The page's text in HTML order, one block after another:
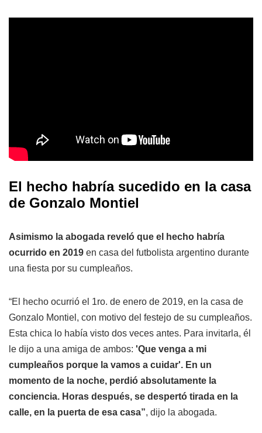
El hecho habría sucedido en la casa
de Gonzalo Montiel
Asimismo la abogada reveló que el hecho habría
ocurrido en 2019 en casa del futbolista argentino durante
una fiesta por su cumpleaños.
“El hecho ocurrió el 1ro. de enero de 2019, en la casa de
Gonzalo Montiel, con motivo del festejo de su cumpleaños.
Esta chica lo había visto dos veces antes. Para invitarla, él
le dijo a una amiga de ambos: 'Que venga a mi
cumpleaños porque la vamos a cuidar'. En un
momento de la noche, perdió absolutamente la
conciencia. Horas después, se despertó tirada en la
calle, en la puerta de esa casa”, dijo la abogada.